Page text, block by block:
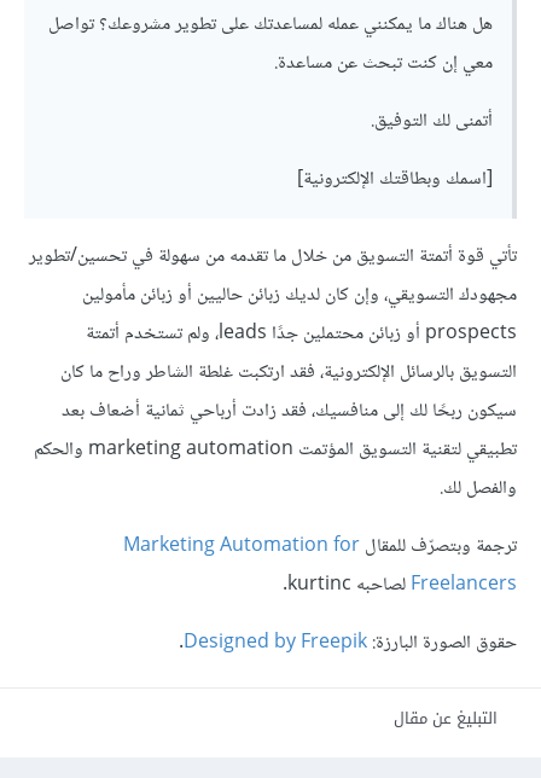
هل هناك ما يمكنني عمله لمساعدتك على تطوير مشروعك؟ تواصل
معي إن كنت تبحث عن مساعدة.
أتمنى لك التوفيق.
[اسمك وبطاقتك الإلكترونية]
تأتي قوة أتمتة التسويق من خلال ما تقدمه من سهولة في تحسين/تطوير
مجهودك التسويقي، وإن كان لديك زبائن حاليين أو زبائن مأمولين
prospects أو زبائن محتملين جدًا leads، ولم تستخدم أتمتة
التسويق بالرسائل الإلكترونية، فقد ارتكبت غلطة الشاطر وراح ما كان
سيكون ربحًا لك إلى منافسيك، فقد زادت أرباحي ثمانية أضعاف بعد
تطبيقي لتقنية التسويق المؤتمت marketing automation والحكم
والفصل لك.
ترجمة وبتصرّف للمقالMarketing Automation for
Freelancersلصاحبه kurtinc.
حقوق الصورة البارزة:Designed by Freepik
.
التبليغ عن مقال